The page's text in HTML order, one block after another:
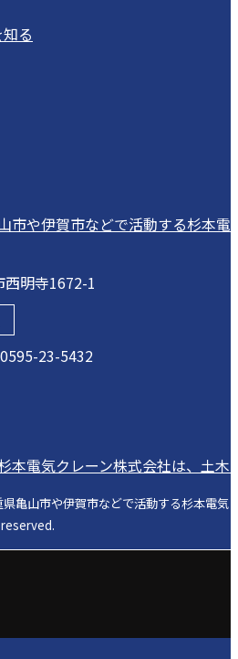
る
明寺1672-1
23-5432
本電気クレーン株式会社は、土
亀山市や伊賀市などで活動する杉本電気